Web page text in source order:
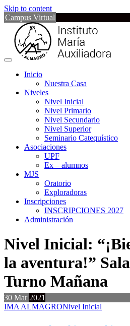
Skip to content
Campus Virtual
Inicio
Nuestra Casa
Niveles
Nivel Inicial
Nivel Primario
Nivel Secundario
Nivel Superior
Seminario Catequístico
Asociaciones
UPF
Ex – alumnos
MJS
Oratorio
Exploradoras
Inscripciones
INSCRIPCIONES 2027
Administración
Nivel Inicial:
la aventura!”
Turno Mañana
30 Mar2021
IMA ALMAGRONivel Inicial